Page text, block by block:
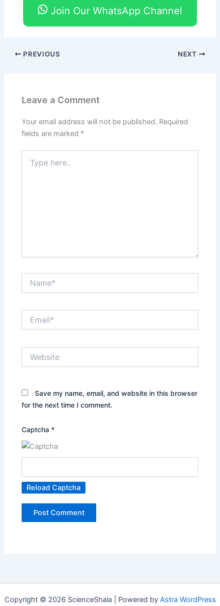
Join Our WhatsApp Channel
PREVIOUS NEXT
Leave a Comment
Your email address will not be published. Required
fields are marked *
here..
Save my name, email, and website in this browser
for the next time I comment.
Captcha *
Reload Captcha
Copyright © 2026 ScienceShala | Powered by Astra WordPress